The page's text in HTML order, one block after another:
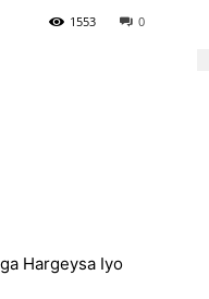
0
1553
Hargeysa Iyo